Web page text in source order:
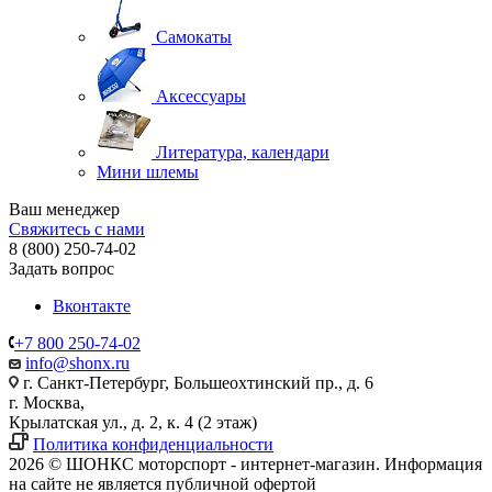
Самокаты
Аксессуары
Литература, календари
Мини шлемы
Ваш менеджер
Свяжитесь с нами
8 (800) 250-74-02
Задать вопрос
Вконтакте
+7 800 250-74-02
info@shonx.ru
г. Санкт-Петербург, Большеохтинский пр., д. 6
г. Москва,
Крылатская ул., д. 2, к. 4 (2 этаж)
Политика конфиденциальности
2026 © ШОНКС моторспорт - интернет-магазин. Информация
на сайте не является публичной офертой